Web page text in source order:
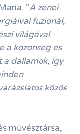
"A zenei
fuzionál,
világával
a közönség és
a dallamok, így
közös
művésztársa,